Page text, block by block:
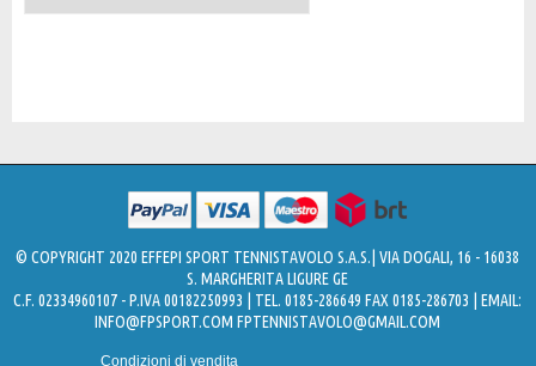
© COPYRIGHT 2020 EFFEPI SPORT TENNISTAVOLO S.A.S.| VIA DOGALI, 16 - 16038
S. MARGHERITA LIGURE GE
C.F. 02334960107 - P.IVA 00182250993 | TEL. 0185-286649 FAX 0185-286703 | EMAIL:
INFO@FPSPORT.COM FPTENNISTAVOLO@GMAIL.COM
Condizioni di vendita